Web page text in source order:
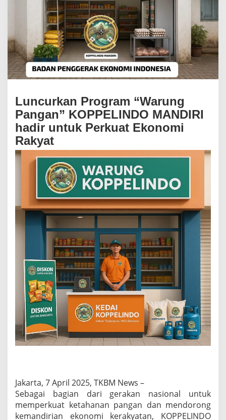
u
n
g
P
a
n
g
a
n
K
O
P
P
I
N
D
O
M
A
N
D
R
I
h
a
d
i
r
u
n
t
u
k
P
u
a
E
k
Luncurkan Program “Warung
Pangan” KOPPELINDO MANDIRI
hadir untuk Perkuat Ekonomi
Rakyat
Jakarta, 7 April 2025, TKBM News –
Sebagai bagian dari gerakan nasional untuk
memperkuat ketahanan pangan dan mendorong
kemandirian ekonomi kerakyatan, KOPPELINDO